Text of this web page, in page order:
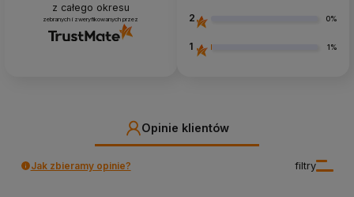
z całego okresu
zebranych i zweryfikowanych przez 2 0%
1 1%
Opinie klientów
filtry
Jak zbieramy opinie?